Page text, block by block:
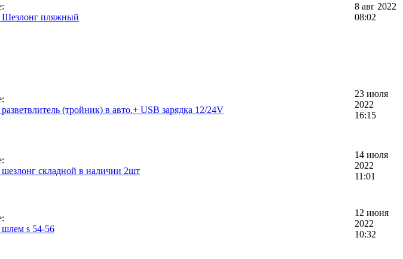
пляжный
8 авг 2022
08:02
(тройник) в авто.+ USB зарядка 12/24V
23 июля
2022
16:15
складной в наличии 2шт
14 июля
2022
11:01
s 54-56
12 июня
2022
10:32